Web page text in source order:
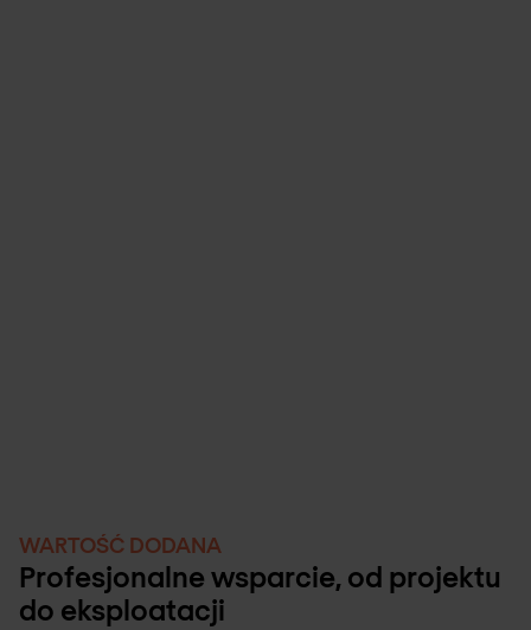
WARTOŚĆ DODANA
Profesjonalne wsparcie, od projektu
do eksploatacji